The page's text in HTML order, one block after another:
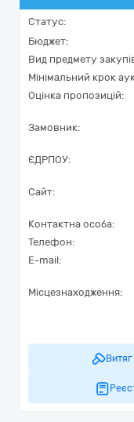
Статус:
Бюджет:
Вид предмету
Мінімальний крок
Оцінка пропозицій:
Замовник:
ЄДРПОУ:
Сайт:
Контактна особа:
Телефон:
E-mail:
Місцезнаходження:
Витяг